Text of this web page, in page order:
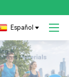
Español